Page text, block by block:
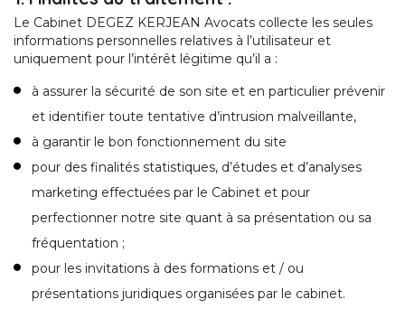
Le Cabinet DEGEZ KERJEAN Avocats collecte les seules
informations personnelles relatives à l’utilisateur et
uniquement pour l’intérêt légitime qu’il a :
à assurer la sécurité de son site et en particulier prévenir
et identifier toute tentative d’intrusion malveillante,
à garantir le bon fonctionnement du site
pour des finalités statistiques, d’études et d’analyses
marketing effectuées par le Cabinet et pour
perfectionner notre site quant à sa présentation ou sa
fréquentation ;
pour les invitations à des formations et / ou
présentations juridiques organisées par le cabinet.